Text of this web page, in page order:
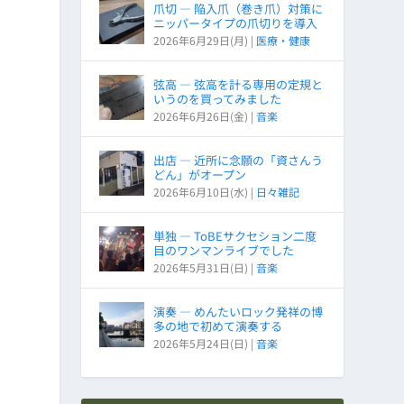
爪切 ― 陥入爪（巻き爪）対策に
ニッパータイプの爪切りを導入
2026年6月29日(月) | 医療・健康
弦高 ― 弦高を計る専用の定規と
いうのを買ってみました
2026年6月26日(金) |音楽
出店 ― 近所に念願の「資さんう
どん」がオープン
2026年6月10日(水) | 日々雑記
単独 ― ToBEサクセション二度
目のワンマンライブでした
2026年5月31日(日) |音楽
演奏 ― めんたいロック発祥の博
多の地で初めて演奏する
2026年5月24日(日) |音楽